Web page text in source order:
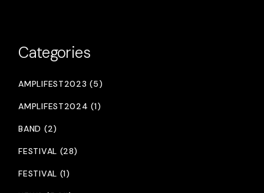
Categories
AMPLIFEST2023 (5)
AMPLIFEST2024 (1)
BAND (2)
FESTIVAL (28)
FESTIVAL (1)